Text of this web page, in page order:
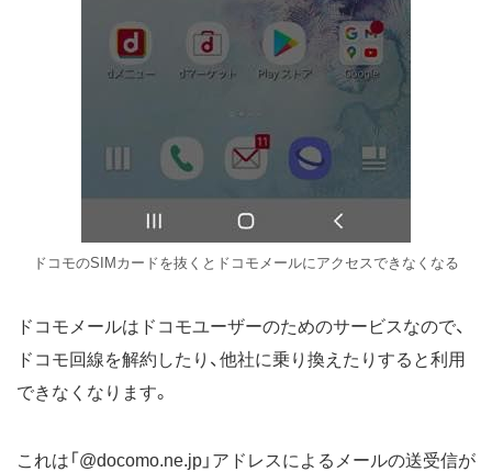
ドコモのSIMカードを抜くとドコモメールにアクセスできなくなる
ドコモメールはドコモユーザーのためのサービスなので、
ドコモ回線を解約したり、他社に乗り換えたりすると利用
できなくなります。
これは「@docomo.ne.jp」アドレスによるメールの送受信が